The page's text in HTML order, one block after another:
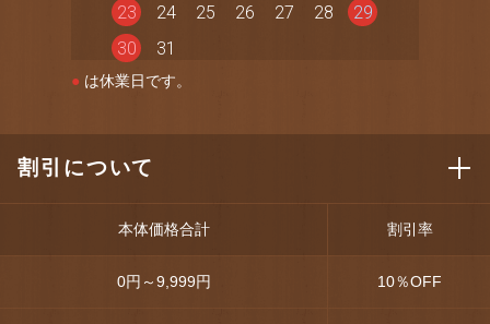
23
24 25 26 27 28
29
30
31
● は休業日です。
割引について
本体価格合計 割引率
0円～9,999円 10％OFF